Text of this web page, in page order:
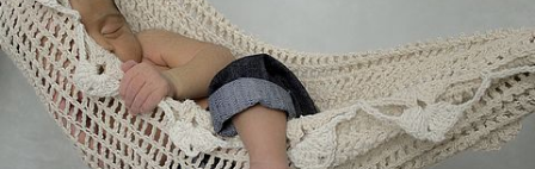
HOCHSCHULE
INTERNATIONAL
BESCHÄFTIGTE
Blogs Kontakt und Anfahrt Webmail Moodle